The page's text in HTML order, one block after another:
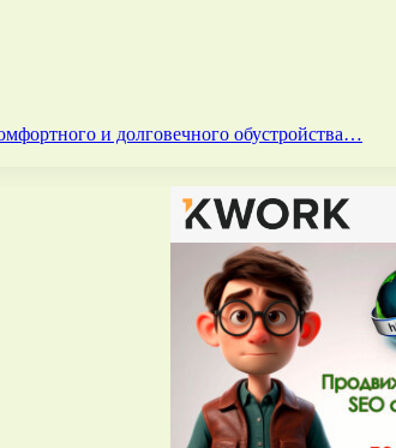
и долговечного обустройства…